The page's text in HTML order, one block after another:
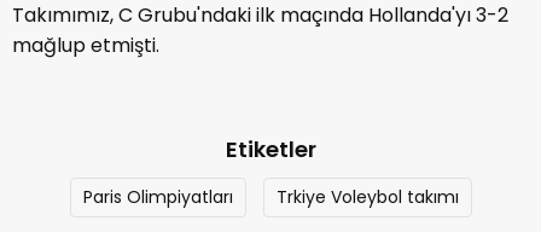
Takımımız, C Grubu'ndaki ilk maçında Hollanda'yı 3-2
mağlup etmişti.
Etiketler
Paris Olimpiyatları Trkiye Voleybol takımı